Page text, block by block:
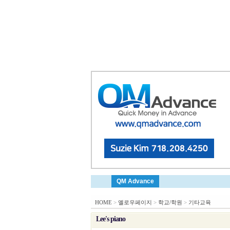
QM Advance
HOME > 옐로우페이지 > 학교/학원 > 기타교육
Lee's piano